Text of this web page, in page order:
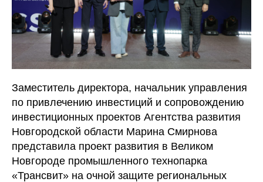
Заместитель директора, начальник управления
по привлечению инвестиций и сопровождению
инвестиционных проектов Агентства развития
Новгородской области Марина Смирнова
представила проект развития в Великом
Новгороде промышленного технопарка
«Трансвит» на очной защите региональных